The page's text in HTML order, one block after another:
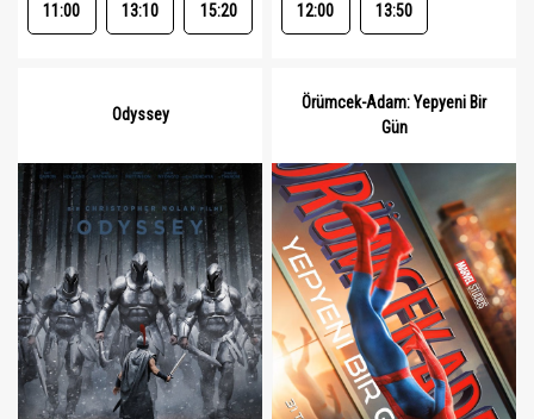
11:00 13:10 15:20 12:00 13:50
Odyssey
Örümcek-Adam: Yepyeni Bir
Gün